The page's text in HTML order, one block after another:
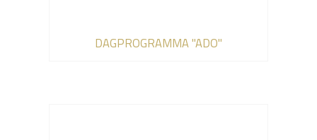
DAGPROGRAMMA "ADO"